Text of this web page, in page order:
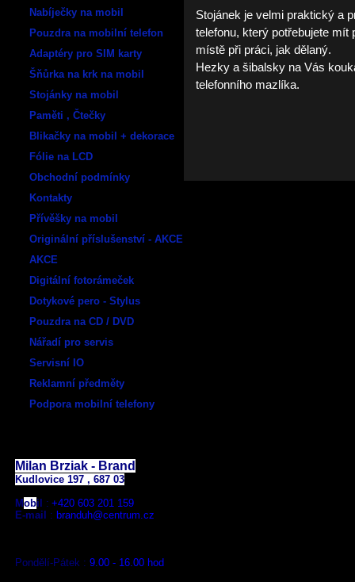
Nabíječky na mobil
Pouzdra na mobilní telefon
Adaptéry pro SIM karty
Šňůrka na krk na mobil
Stojánky na mobil
Paměti , Čtečky
Blikačky na mobil + dekorace
Fólie na LCD
Obchodní podmínky
Kontakty
Přívěšky na mobil
Originální příslušenství - AKCE
AKCE
Digitální fotorámeček
Dotykové pero - Stylus
Pouzdra na CD / DVD
Nářadí pro servis
Servisní IO
Reklamní předměty
Podpora mobilní telefony
Milan Brziak - Brand
Kudlovice 197 , 687 03
Mobil : +420 603 201 159
E-mail
: branduh@centrum.cz
Pondělí-Pátek : 9.00 - 16.00 hod
Stojánek je velmi praktický a
telefonu, který potřebujete mít
místě při práci, jak dělaný.
Hezky a šibalsky na Vás
telefonního mazlíka.